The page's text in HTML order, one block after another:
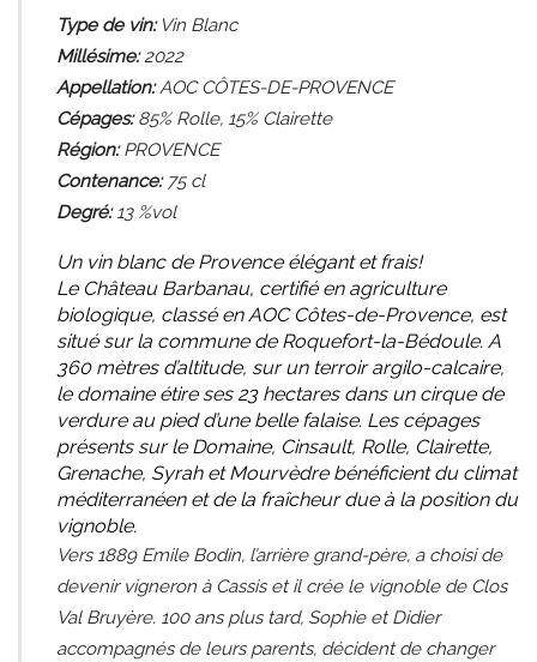
Type de vin:Vin Blanc
Millésime:2022
Appellation: AOC CÔTES-DE-PROVENCE
Cépages:85% Rolle, 15% Clairette
Région:PROVENCE
Contenance:75cl
Degré:13 %vol
Un vin blanc de Provence élégant et frais!
Le Château Barbanau, certifié en agriculture
biologique, classé en AOC Côtes-de-Provence, est
situé sur la commune de Roquefort-la-Bédoule. A
360 mètres d’altitude, sur un terroir argilo-calcaire,
le domaine étire ses 23 hectares dans un cirque de
verdure au pied d’une belle falaise. Les cépages
présents sur le Domaine, Cinsault, Rolle, Clairette,
Grenache, Syrah et Mourvèdre bénéficient du climat
méditerranéen et de la fraîcheur due à la position du
vignoble.
Vers 1889 Emile Bodin, l’arrière grand-père, a choisi de
devenir vigneron à Cassis et il crée le vignoble de Clos
Val Bruyère. 100 ans plus tard, Sophie et Didier
accompagnés de leurs parents, décident de changer